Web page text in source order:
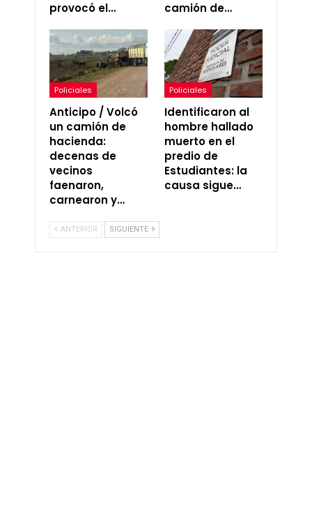
provocó el…
camión de…
Policiales
Anticipo / Volcó
un camión de
hacienda:
decenas de
vecinos
faenaron,
carnearon y…
Policiales
Identificaron al
hombre hallado
muerto en el
predio de
Estudiantes: la
causa sigue…
ANTERIOR SIGUIENTE